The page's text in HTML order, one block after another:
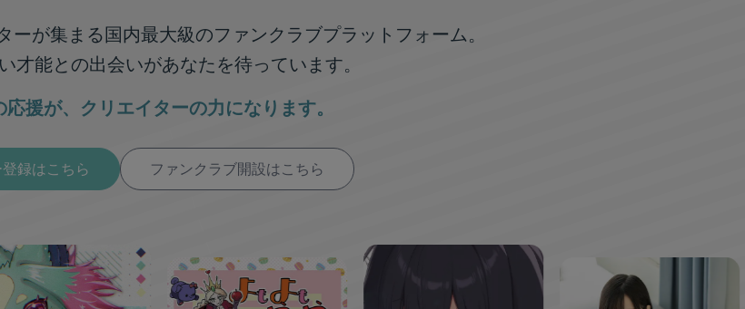
ーが集まる国内最大級のファンクラブプラットフォーム。
才能との出会いがあなたを待っています。
援が、 クリエイターの力になります。
録はこちら ファンクラブ開設はこちら